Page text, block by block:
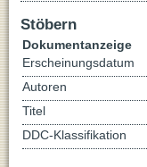
Stöbern
Dokumentanzeige
Erscheinungsdatum
Autoren
Titel
DDC-Klassifikation